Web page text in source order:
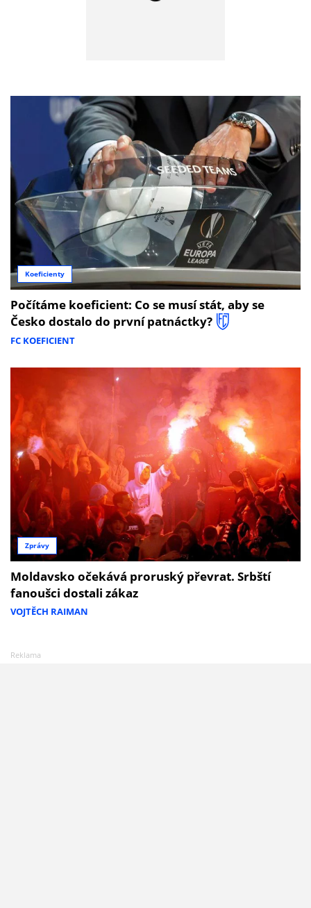
Koeficienty
Počítáme koeficient: Co se musí stát, aby se
Česko dostalo do první patnáctky?
FC KOEFICIENT
Zprávy
Moldavsko očekává proruský převrat. Srbští
fanoušci dostali zákaz
VOJTĚCH RAIMAN